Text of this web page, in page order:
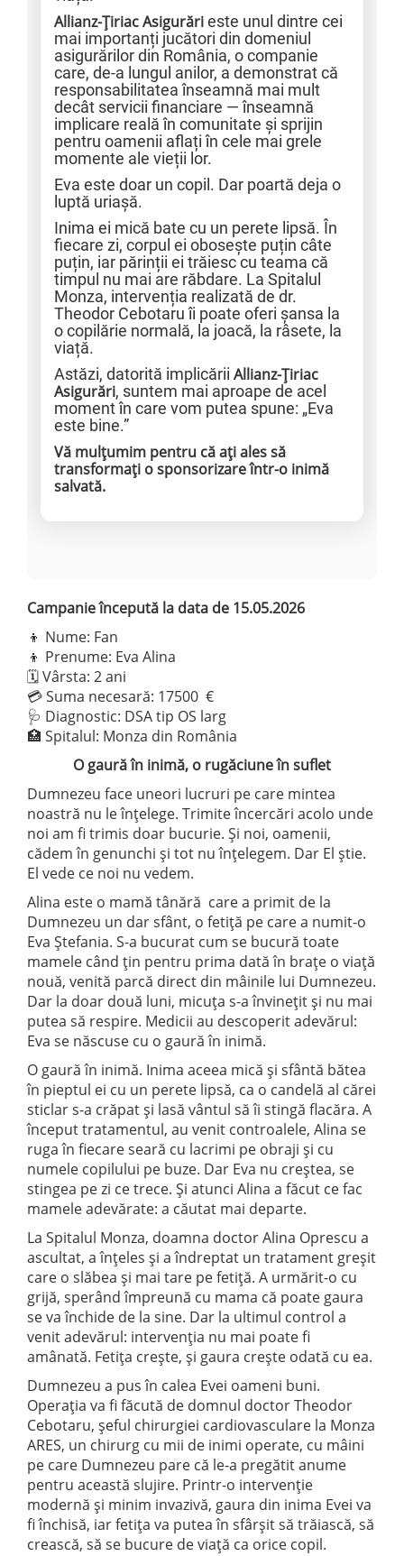
Allianz-Țiriac Asigurărieste unul dintre cei
mai importanți jucători din domeniul
asigurărilor din România, o companie
care, de-a lungul anilor, a demonstrat că
responsabilitatea înseamnă mai mult
decât servicii financiare — înseamnă
implicare reală în comunitate și sprijin
pentru oamenii aflați în cele mai grele
momente ale vieții lor.
Eva este doar un copil. Dar poartă deja o
luptă uriașă.
Inima ei mică bate cu un perete lipsă. În
fiecare zi, corpul ei obosește puțin câte
puțin, iar părinții ei trăiesc cu teama că
timpul nu mai are răbdare. La Spitalul
Monza, intervenția realizată de dr.
Theodor Cebotaru îi poate oferi șansa la
o copilărie normală, la joacă, la râsete, la
viață.
Astăzi, datorită implicării Allianz-Țiriac
Asigurări, suntem mai aproape de acel
moment în care vom putea spune: „Eva
este bine.”
Vă mulțumim pentru că ați ales să
transformați o sponsorizare într-o inimă
salvată.
Campanie începută la data de 15.05.2026
👦 Nume: Fan
👦 Prenume: Eva Alina
🗓️ Vârsta: 2 ani
💳 Suma necesară: 17500 €
🩺 Diagnostic: DSA tip OS larg
🏥 Spitalul: Monza din România
O gaură în inimă, o rugăciune în suflet
Dumnezeu face uneori lucruri pe care mintea
noastră nu le înțelege. Trimite încercări acolo unde
noi am fi trimis doar bucurie. Și noi, oamenii,
cădem în genunchi și tot nu înțelegem. Dar El știe.
El vede ce noi nu vedem.
Alina este o mamă tânără care a primit de la
Dumnezeu un dar sfânt, o fetiță pe care a numit-o
Eva Ștefania. S-a bucurat cum se bucură toate
mamele când țin pentru prima dată în brațe o viață
nouă, venită parcă direct din mâinile lui Dumnezeu.
Dar la doar două luni, micuța s-a învinețit și nu mai
putea să respire. Medicii au descoperit adevărul:
Eva se născuse cu o gaură în inimă.
O gaură în inimă. Inima aceea mică și sfântă bătea
în pieptul ei cu un perete lipsă, ca o candelă al cărei
sticlar s-a crăpat și lasă vântul să îi stingă flacăra. A
început tratamentul, au venit controalele, Alina se
ruga în fiecare seară cu lacrimi pe obraji și cu
numele copilului pe buze. Dar Eva nu creștea, se
stingea pe zi ce trece. Și atunci Alina a făcut ce fac
mamele adevărate: a căutat mai departe.
La Spitalul Monza, doamna doctor Alina Oprescu a
ascultat, a înțeles și a îndreptat un tratament greșit
care o slăbea și mai tare pe fetiță. A urmărit-o cu
grijă, sperând împreună cu mama că poate gaura
se va închide de la sine. Dar la ultimul control a
venit adevărul: intervenția nu mai poate fi
amânată. Fetița crește, și gaura crește odată cu ea.
Dumnezeu a pus în calea Evei oameni buni.
Operația va fi făcută de domnul doctor Theodor
Cebotaru, șeful chirurgiei cardiovasculare la Monza
ARES, un chirurg cu mii de inimi operate, cu mâini
pe care Dumnezeu pare că le-a pregătit anume
pentru această slujire. Printr-o intervenție
modernă și minim invazivă, gaura din inima Evei va
fi închisă, iar fetița va putea în sfârșit să trăiască, să
crească, să se bucure de viață ca orice copil.